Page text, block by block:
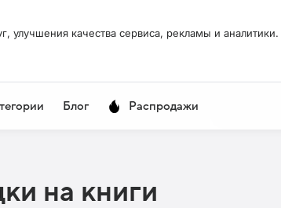
улучшения качества сервиса, рекламы и
Блог Распродажи
на книги